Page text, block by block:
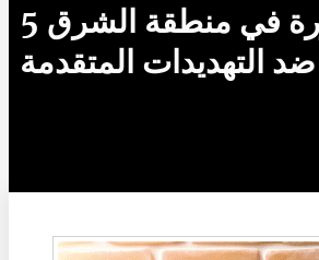
5 جدران الحماية من الجيل التالي المشهورة في منطقة الشرق
التهديدات المتقدمة